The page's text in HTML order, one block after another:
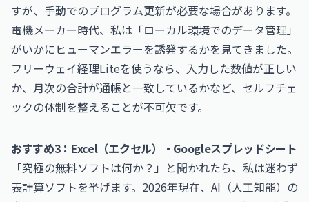
すが、手動でのプログラム更新が必要な場合があります。
電機メーカー時代、私は「ローカル環境でのデータ管理」
がいかにヒューマンエラーを誘発するかを見てきました。
フリーウェイ経理Liteを使うなら、入力した数値が正しい
か、月次の合計が通帳と一致しているかなど、セルフチェ
ックの体制を整えることが不可欠です。
おすすめ3：Excel（エクセル）・Googleスプレッドシート
「究極の無料ソフトは何か？」と聞かれたら、私は迷わず
表計算ソフトを挙げます。2026年現在、AI（人工知能）の